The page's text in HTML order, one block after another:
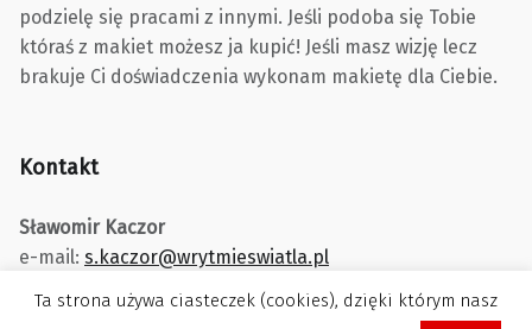
podzielę się pracami z innymi. Jeśli podoba się Tobie
któraś z makiet możesz ja kupić! Jeśli masz wizję lecz
brakuje Ci doświadczenia wykonam makietę dla Ciebie.
Kontakt
Sławomir Kaczor
e-mail: s.kaczor@wrytmieswiatla.pl
Ta strona używa ciasteczek (cookies), dzięki którym nasz